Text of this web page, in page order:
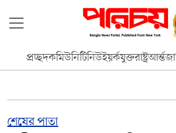
প্রচ্ছদকমিউনিটিনিউইয়র্কযুক্তরাষ্ট্র
শেষের পাতা